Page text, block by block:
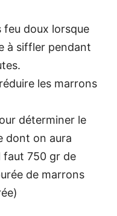
feu doux lorsque
à siffler pendant
réduire les marrons
déterminer le
dont on aura
faut 750 gr de
de marrons